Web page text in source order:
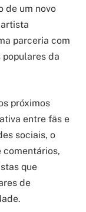
de um novo
parceria com
da
próximos
entre fãs e
sociais, o
comentários,
que
de